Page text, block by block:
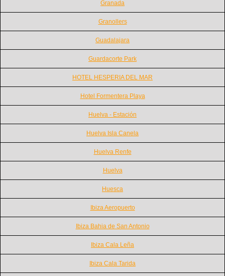
Granada
Granollers
Guadalajara
Guardacorte Park
HOTEL HESPERIA DEL MAR
Hotel Formentera Playa
Huelva - Estación
Huelva Isla Canela
Huelva Renfe
Huelva
Huesca
Ibiza Aeropuerto
Ibiza Bahia de San Antonio
Ibiza Cala Leña
Ibiza Cala Tarida